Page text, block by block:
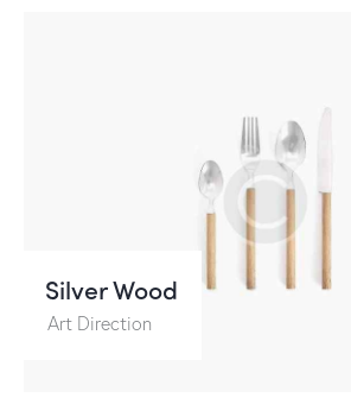
Silver Wood
Art Direction